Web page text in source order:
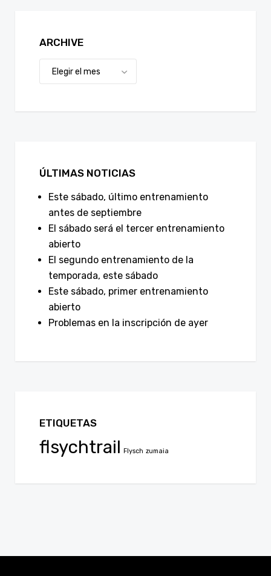
ARCHIVE
ÚLTIMAS NOTICIAS
Este sábado, último entrenamiento
antes de septiembre
El sábado será el tercer entrenamiento
abierto
El segundo entrenamiento de la
temporada, este sábado
Este sábado, primer entrenamiento
abierto
Problemas en la inscripción de ayer
ETIQUETAS
flsychtrail Flysch zumaia